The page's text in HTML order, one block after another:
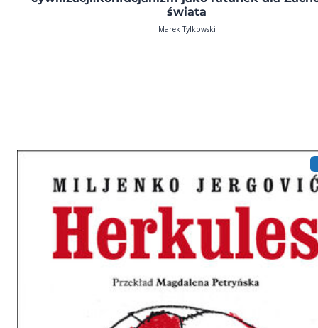
świata
Marek Tylkowski